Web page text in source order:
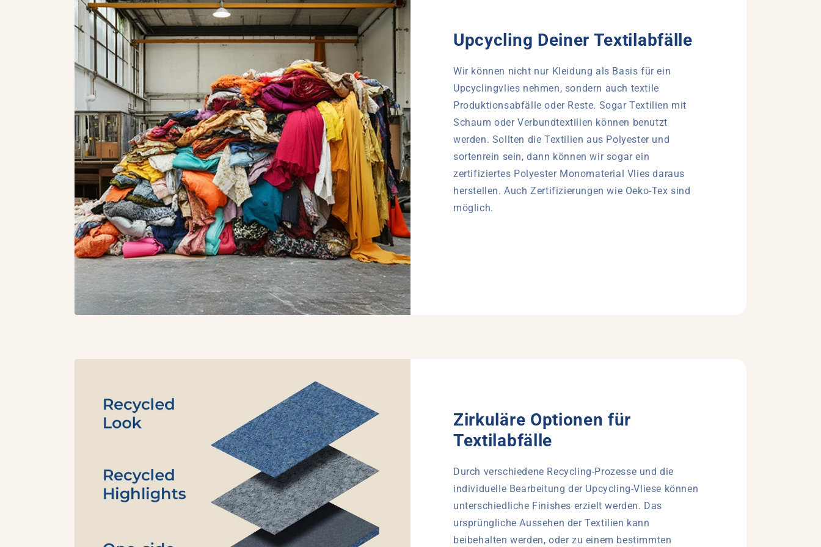
Upcycling Deiner Textilabfälle
Wir können nicht nur Kleidung als Basis für ein
Upcyclingvlies nehmen, sondern auch textile
Produktionsabfälle oder Reste. Sogar Textilien mit
Schaum oder Verbundtextilien können benutzt
werden. Sollten die Textilien aus Polyester und
sortenrein sein, dann können wir sogar ein
zertifiziertes Polyester Monomaterial Vlies daraus
herstellen. Auch Zertifizierungen wie Oeko-Tex sind
möglich.
Zirkuläre Optionen für
Textilabfälle
Durch verschiedene Recycling-Prozesse und die
individuelle Bearbeitung der Upcycling-Vliese können
unterschiedliche Finishes erzielt werden. Das
ursprüngliche Aussehen der Textilien kann
beibehalten werden, oder zu einem bestimmten